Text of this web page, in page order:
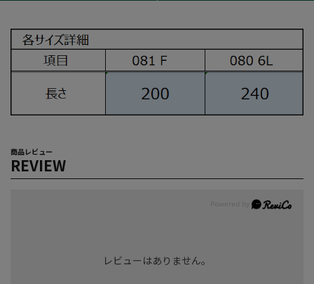
商品レビュー
REVIEW
レビューはありません。